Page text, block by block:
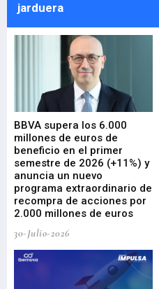
jarduera
BBVA supera los 6.000
millones de euros de
beneficio en el primer
semestre de 2026 (+11%) y
anuncia un nuevo
programa extraordinario de
recompra de acciones por
2.000 millones de euros
30-Julio-2026